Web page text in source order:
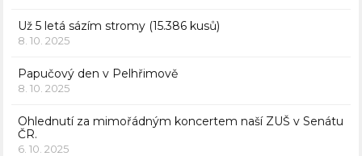
Už 5 letá sázím stromy (15.386 kusů)
8. 10. 2025
Papučový den v Pelhřimově
8. 10. 2025
Ohlednutí za mimořádným koncertem naší ZUŠ v Senátu
ČR.
6. 10. 2025